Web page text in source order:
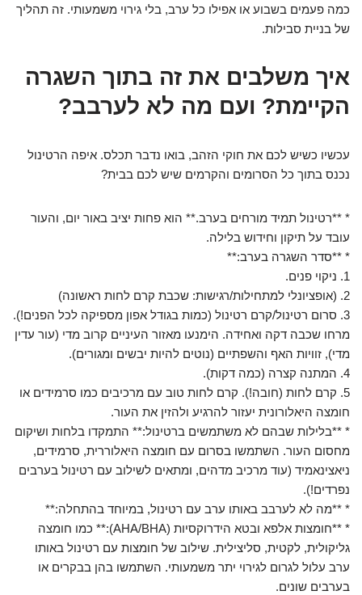
כמה פעמים בשבוע או אפילו כל ערב, בלי גירוי משמעותי. זה תהליך
של בניית סבילות.
איך משלבים את זה בתוך השגרה
הקיימת? ועם מה לא לערבב?
עכשיו כשיש לכם את חוקי הזהב, בואו נדבר תכלס. איפה הרטינול
נכנס בתוך כל הסרומים והקרמים שיש לכם בבית?
* **רטינול תמיד מורחים בערב.** הוא פחות יציב באור יום, והעור
עובד על תיקון וחידוש בלילה.
* **סדר השגרה בערב:**
1. ניקוי פנים.
2. (אופציונלי למתחילות/רגישות: שכבת קרם לחות ראשונה)
3. סרום רטינול/קרם רטינול (כמות בגודל אפון מספיקה לכל הפנים!).
מרחו שכבה דקה ואחידה. הימנעו מאזור העיניים קרוב מדי (עור עדין
מדי), זוויות האף והשפתיים (נוטים להיות יבשים ומגורים).
4. המתנה קצרה (כמה דקות).
5. קרם לחות (חובה!). קרם לחות טוב עם מרכיבים כמו סרמידים או
חומצה היאלורונית יעזור להרגיע ולהזין את העור.
* **בלילות שבהם לא משתמשים ברטינול:** התמקדו בלחות ושיקום
מחסום העור. השתמשו בסרום עם חומצה היאלוררית, סרמידים,
ניאצינאמיד (עוד מרכיב מדהים, ומתאים לשילוב עם רטינול בערבים
נפרדים!).
* **מה לא לערבב באותו ערב עם רטינול, במיוחד בהתחלה:**
* **חומצות אלפא ובטא הידרוקסיות (AHA/BHA):** כמו חומצה
גליקולית, לקטית, סליצילית. שילוב של חומצות עם רטינול באותו
ערב עלול לגרום לגירוי יתר משמעותי. השתמשו בהן בבקרים או
בערבים שונים.